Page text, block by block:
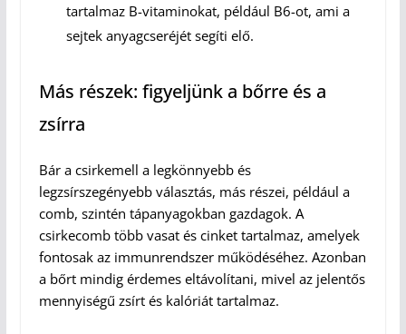
tartalmaz B-vitaminokat, például B6-ot, ami a
sejtek anyagcseréjét segíti elő.
Más részek: figyeljünk a bőrre és a
zsírra
Bár a csirkemell a legkönnyebb és
legzsírszegényebb választás, más részei, például a
comb, szintén tápanyagokban gazdagok. A
csirkecomb több vasat és cinket tartalmaz, amelyek
fontosak az immunrendszer működéséhez. Azonban
a bőrt mindig érdemes eltávolítani, mivel az jelentős
mennyiségű zsírt és kalóriát tartalmaz.